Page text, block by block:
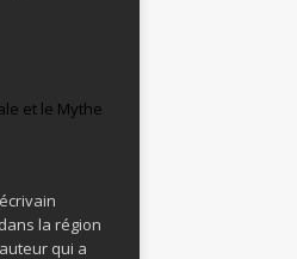
et le Mythe
la région
qui a